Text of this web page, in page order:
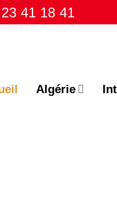
41 18 41
Algérie